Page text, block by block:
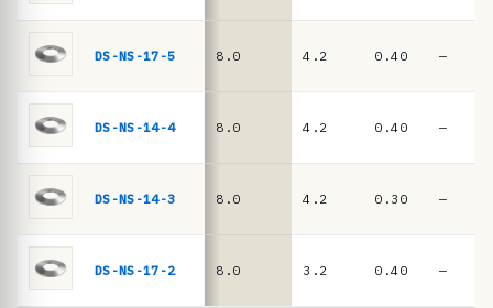
e
e
p
l
DS-NS-17-5 8.0 4.2 0.40 —
DS-NS-14-4 8.0 4.2 0.40 —
DS-NS-14-3 8.0 4.2 0.30 —
DS-NS-17-2 8.0 3.2 0.40 —